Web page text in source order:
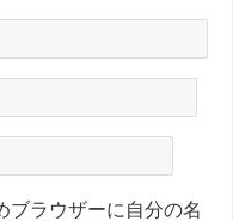
ブラウザーに自分の名